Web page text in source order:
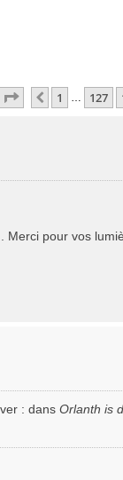
Page 129 Sur147
Précédente
1 … 127
Merci pour vos
: dans Orlanth is